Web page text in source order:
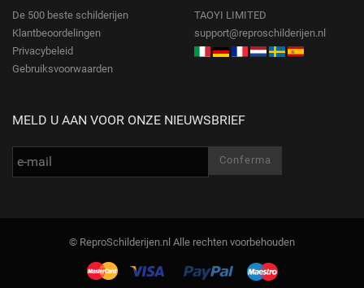
De 500 beste schilderijen
Klantbeoordelingen
Privacybeleid
Gebruiksvoorwaarden
TAOYI LIMITED
support@reproschilderijen.nl
MELD U AAN VOOR ONZE NIEUWSBRIEF
© ReproSchilderijen.nl Alle rechten voorbehouden